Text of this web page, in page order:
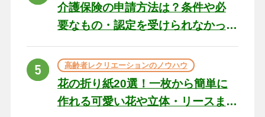
介護保険の申請方法は？条件や必
要なもの・認定を受けられなかっ
高齢者レクリエーションのノウハウ
花の折り紙20選！一枚から簡単に
作れる可愛い花や立体・リースま